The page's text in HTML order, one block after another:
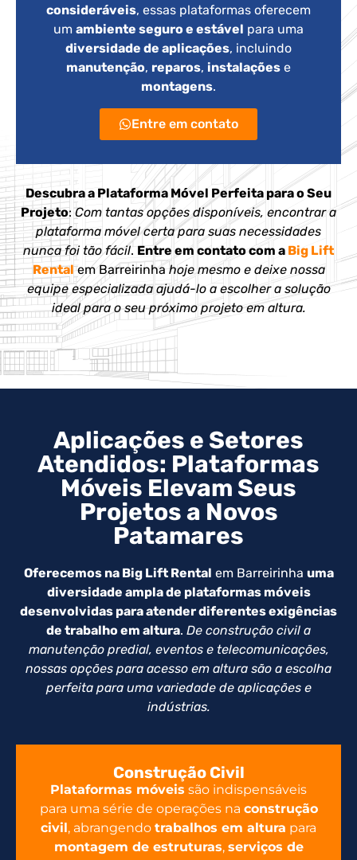
consideráveis, essas plataformas oferecem
um ambiente seguro e estável para uma
diversidade de aplicações, incluindo
manutenção, reparos, instalações e
montagens.
Entre em contato
Descubra a Plataforma Móvel Perfeita para o Seu
Projeto:Com tantas opções disponíveis, encontrar a
plataforma móvel certa para suas necessidades
nunca foi tão fácil. Entre em contato com a Big Lift
Rentalem Barreirinha hoje mesmo e deixe nossa
equipe especializada ajudá-lo a escolher a solução
ideal para o seu próximo projeto em altura.
Aplicações e Setores
Atendidos: Plataformas
Móveis Elevam Seus
Projetos a Novos
Patamares
Oferecemos na Big Lift Rental em Barreirinha uma
diversidade ampla de plataformas móveis
desenvolvidas para atender diferentes exigências
de trabalho em altura. De construção civil a
manutenção predial, eventos e telecomunicações,
nossas opções para acesso em altura são a escolha
perfeita para uma variedade de aplicações e
indústrias.
Construção Civil
Plataformas móveis são indispensáveis
para uma série de operações na construção
civil, abrangendo trabalhos em altura para
montagem de estruturas, serviços de